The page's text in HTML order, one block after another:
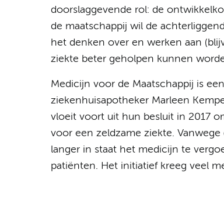
doorslaggevende rol: de
de maatschappij wil de
het denken over en werken aan
ziekte beter geholpen kunnen
Medicijn voor de Maatschappij is
ziekenhuisapotheker Marleen
vloeit voort uit hun besluit in 2017
voor een zeldzame ziekte.
langer in staat het medicijn te
patiënten. Het initiatief kreeg veel